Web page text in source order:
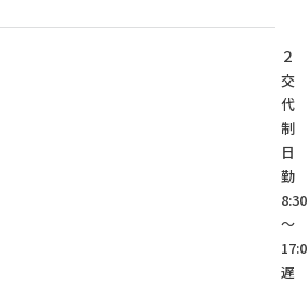
２
交
代
制
日
勤
8:30
～
遅